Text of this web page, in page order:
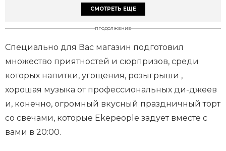
СМОТРЕТЬ ЕЩЕ
ПРОДОЛЖЕНИЕ
Специально для Вас магазин подготовил
множество приятностей и сюрпризов, среди
которых напитки, угощения, розыгрыши ,
хорошая музыка от профессиональных ди-джеев
и, конечно, огромный вкусный праздничный торт
со свечами, которые Ekepeople задует вместе с
вами в 20:00.